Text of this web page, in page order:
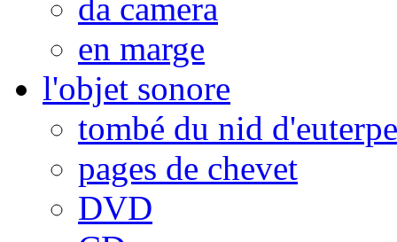
da camera
en marge
l'objet sonore
tombé du nid d'euterpe
pages de chevet
DVD